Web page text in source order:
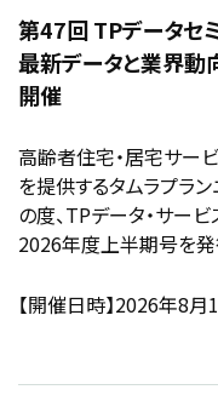
第47回 TPデータセ
最新データと業界動
開催
高齢者住宅・居宅サー
を提供するタムラプラン
の度、TPデータ・サー
2026年度上半期号を
【開催日時】2026年8月